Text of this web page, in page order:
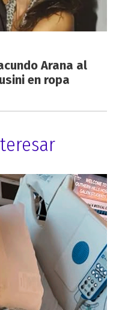
Arana al
en ropa